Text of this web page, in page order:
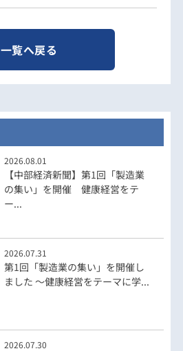
一覧へ戻る
2026.08.01
【中部経済新聞】第1回「製造業
の集い」を開催 健康経営をテ
ー...
2026.07.31
第1回「製造業の集い」を開催し
ました ～健康経営をテーマに学...
2026.07.30